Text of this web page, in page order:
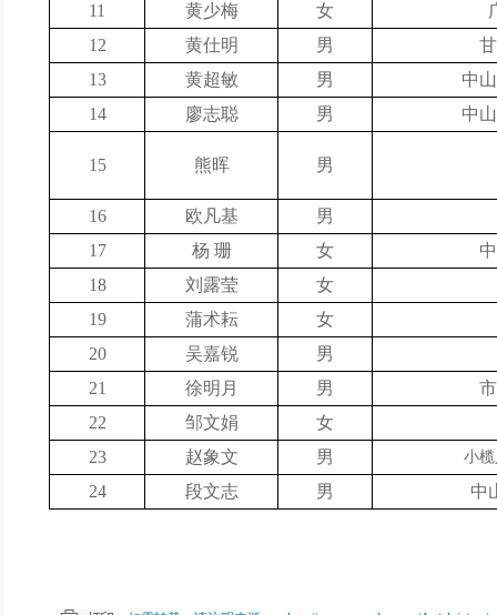
11
黄少梅 女
12
黄仕明 男
13 黄超敏 男
中
14 廖志聪 男 中
15 熊晖 男
16 欧凡基
男
1 7 杨 珊 女
18 刘露莹
女
19 蒲术耘
女
20
吴嘉锐
男
21
徐明月 男
22
邹文娟
女
23
赵象文 男 小
24 段文志 男 中